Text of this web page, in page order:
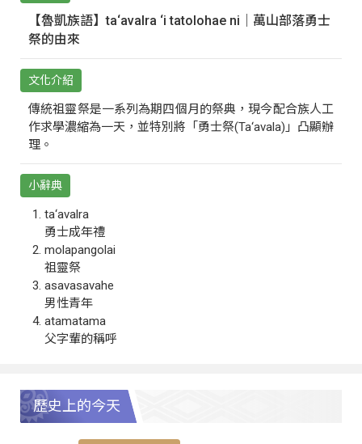
【魯凱族語】ta‘avalra ‘i tatolohae ni｜萬山部落勇士
祭的由來
文化介紹
傳統祖靈祭是一系列為期四個月的祭典，現今配合族人工
作求學濃縮為一天，並特別將「勇士祭(Ta‘avala)」凸顯辦
理。
小辭典
ta‘avalra
勇士成年禮
molapangolai
祖靈祭
asavasavahe
男性青年
atamatama
父字輩的稱呼
歷史上的今天